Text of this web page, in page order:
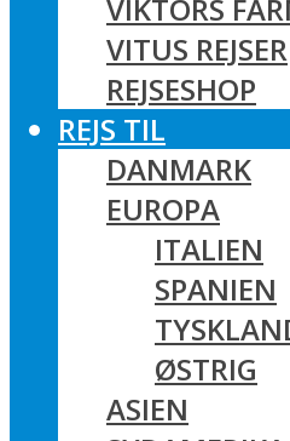
VIKTORS
VITUS REJSER
REJSESHOP
REJS TIL
DANMARK
EUROPA
ITALIEN
SPANIEN
ØSTRIG
ASIEN